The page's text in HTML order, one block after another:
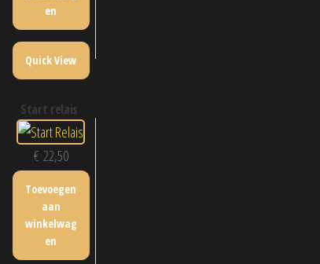
en
Quick View
start relais
€ 22,50
Toevoegen
aan
winkelwag
en